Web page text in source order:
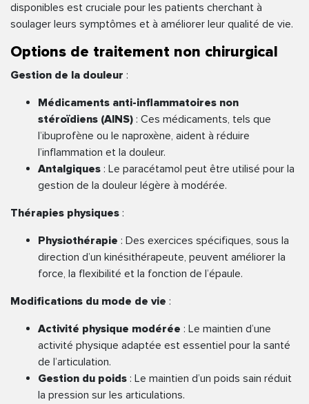
disponibles est cruciale pour les patients cherchant à
soulager leurs symptômes et à améliorer leur qualité de vie.
Options de traitement non chirurgical
Gestion de la douleur :
Médicaments anti-inflammatoires non
stéroïdiens (AINS) : Ces médicaments, tels que
l’ibuprofène ou le naproxène, aident à réduire
l’inflammation et la douleur.
Antalgiques : Le paracétamol peut être utilisé pour la
gestion de la douleur légère à modérée.
Thérapies physiques :
Physiothérapie : Des exercices spécifiques, sous la
direction d’un kinésithérapeute, peuvent améliorer la
force, la flexibilité et la fonction de l’épaule.
Modifications du mode de vie :
Activité physique modérée : Le maintien d’une
activité physique adaptée est essentiel pour la santé
de l’articulation.
Gestion du poids : Le maintien d’un poids sain réduit
la pression sur les articulations.